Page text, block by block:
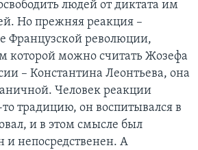
людей от диктата им
Но прежняя реакция –
Французской революции,
которой можно считать Жозефа
– Константина Леонтьева, она
Человек реакции
традицию, он воспитывался в
и в этом смысле был
и непосредственен. А